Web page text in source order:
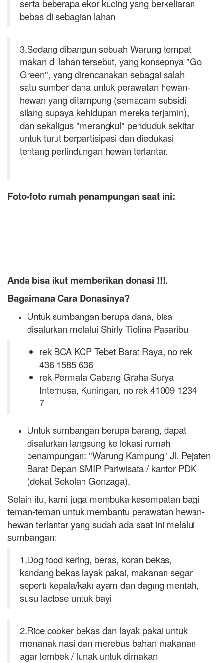
serta beberapa ekor kucing yang berkeliaran
bebas di sebagian lahan
3.Sedang dibangun sebuah Warung tempat
makan di lahan tersebut, yang konsepnya "Go
Green", yang direncanakan sebagai salah
satu sumber dana untuk perawatan hewan-
hewan yang ditampung (semacam subsidi
silang supaya kehidupan mereka terjamin),
dan sekaligus "merangkul" penduduk sekitar
untuk turut berpartisipasi dan diedukasi
tentang perlindungan hewan terlantar.
Foto-foto rumah penampungan saat ini:
Anda bisa ikut memberikan donasi !!!.
Bagaimana Cara Donasinya?
Untuk sumbangan berupa dana, bisa
disalurkan melalui Shirly Tiolina Pasaribu
rek BCA KCP Tebet Barat Raya, no rek
436 1585 636
rek Permata Cabang Graha Surya
Internusa, Kuningan, no rek 41009 1234
7
Untuk sumbangan berupa barang, dapat
disalurkan langsung ke lokasi rumah
penampungan: "Warung Kampung" Jl. Pejaten
Barat Depan SMIP Pariwisata / kantor PDK
(dekat Sekolah Gonzaga).
Selain itu, kami juga membuka kesempatan bagi
teman-teman untuk membantu perawatan hewan-
hewan terlantar yang sudah ada saat ini melalui
sumbangan:
1.Dog food kering, beras, koran bekas,
kandang bekas layak pakai, makanan segar
seperti kepala/kaki ayam dan daging mentah,
susu lactose untuk bayi
2.Rice cooker bekas dan layak pakai untuk
menanak nasi dan merebus bahan makanan
agar lembek / lunak untuk dimakan